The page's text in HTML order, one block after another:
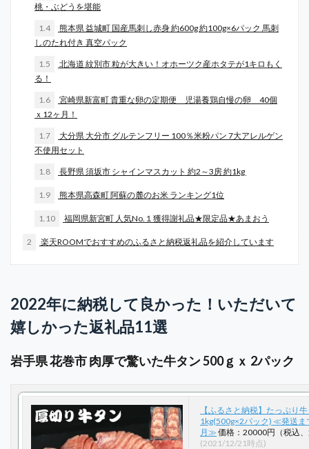
桃・ぶどうを堪能
1.4
熊本県 益城町 国産馬刺し赤身 約600g 約100g×6パック 馬刺
しのたれ付き 真空パック
1.5
北海道 紋別市 粒が大きい！オホーツク産ホタテが1キロもく
る！
1.6
宮崎県新富町 貴重な卵の定期便 児湯養鶏自慢の卵 40個
ｘ12ヶ月！
1.7
大分県 大分市 グルテンフリー 100％米粉パン 7大アレルゲン
不使用セット
1.8 長野県 須坂市 シャインマスカット 約2～3房 約1kg
1.9 熊本県高森町 阿蘇の麓のお米 ランキング1位
1.10 福岡県新宮町 人気No.１獲得謝礼品★限定品★あまおう
2 楽天ROOMでおすすめのふるさと納税返礼品を紹介しています
2022年に納税して良かった！いただいて
嬉しかった返礼品11選
岩手県 花巻市 肉厚で驚いた牛タン 500ｇｘ 2パック
【ふるさと納税】たっぷり
1kg(500g×2パック) ≪発送ま
月≫ 価格：20000円（税込
(2021/12/21時点)